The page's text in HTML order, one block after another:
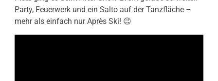
Party, Feuerwerk und ein Salto auf der Tanzfläche –
mehr als einfach nur Après Ski! 😉